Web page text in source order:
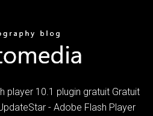
player 10.1 plugin gratuit Gratuit
- Adobe Flash Player